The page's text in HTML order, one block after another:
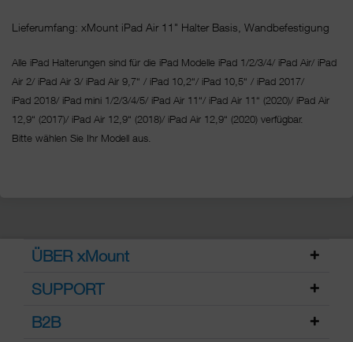
Lieferumfang: xMount iPad Air 11" Halter Basis, Wandbefestigung
Alle iPad Halterungen sind für die iPad Modelle iPad 1/2/3/4/ iPad Air/ iPad
Air 2/ iPad Air 3/ iPad Air 9,7“ / iPad 10,2“/ iPad 10,5“ / iPad 2017/
iPad 2018/ iPad mini 1/2/3/4/5/ iPad Air 11“/ iPad Air 11“ (2020)/ iPad Air
12,9“ (2017)/ iPad Air 12,9“ (2018)/ iPad Air 12,9“ (2020) verfügbar.
Bitte wählen Sie Ihr Modell aus.
ÜBER xMount
SUPPORT
B2B